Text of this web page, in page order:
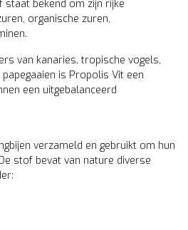
staat bekend om zijn rijke
organische zuren,
van kanaries, tropische vogels,
is Propolis Vit een
een uitgebalanceerd
verzameld en gebruikt om hun
stof bevat van nature diverse